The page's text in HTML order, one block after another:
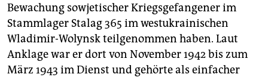
Bewachung sowjetischer Kriegsgefangener im
Stammlager Stalag 365 im westukrainischen
Wladimir-Wolynsk teilgenommen haben. Laut
Anklage war er dort von November 1942 bis zum
März 1943 im Dienst und gehörte als einfacher